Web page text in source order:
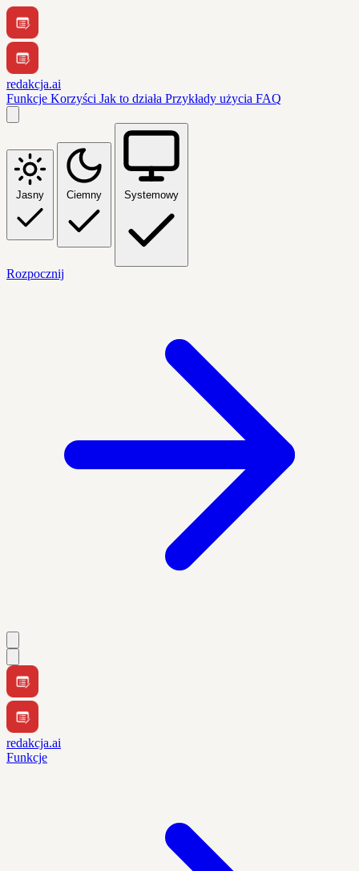
redakcja.ai
Funkcje Korzyści Jak to działa Przykłady użycia FAQ
Jasny Ciemny Systemowy
Rozpocznij
redakcja.ai
Funkcje